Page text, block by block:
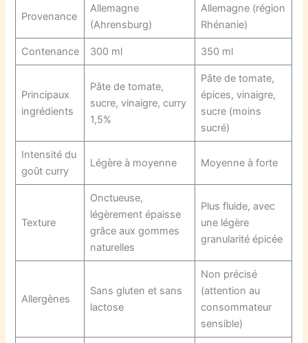
Provenance
Allemagne
(Ahrensburg)
Allemagne (région
Rhénanie)
Contenance 300 ml 350 ml
Principaux
ingrédients
Pâte de tomate,
sucre, vinaigre, curry
1,5%
Pâte de tomate,
épices, vinaigre,
sucre (moins
sucré)
Intensité du
goût curry
Légère à moyenne Moyenne à forte
Texture
Onctueuse,
légèrement épaisse
grâce aux gommes
naturelles
Plus fluide, avec
une légère
granularité épicée
Allergènes
Sans gluten et sans
lactose
Non précisé
(attention au
consommateur
sensible)